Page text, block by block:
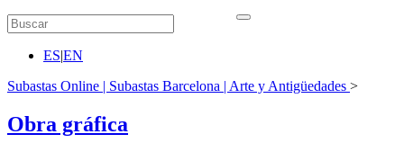
ES|EN
Subastas Online | Subastas Barcelona | Arte y Antigüedades >
Obra gráfica